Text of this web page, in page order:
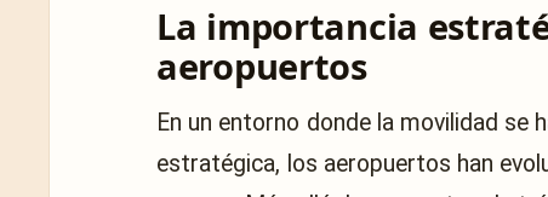
La importancia
aeropuertos
En un entorno donde la movilidad se
estratégica, los aeropuertos han